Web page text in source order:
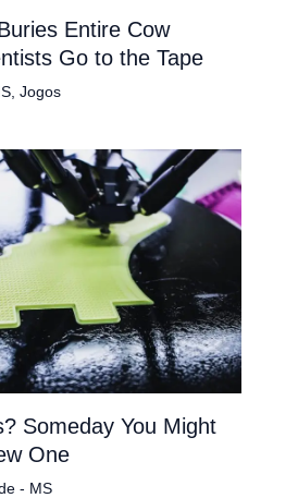
Entire Cow
Go to the Tape
, Jogos
Someday You Might
One
- MS